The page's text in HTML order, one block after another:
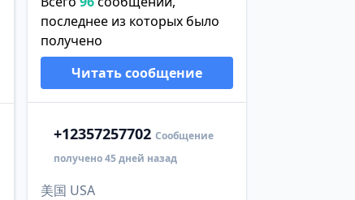
последнее из которых было
получено
Читать сообщение
+12357257702 Сообщение
получено 45 дней назад
美国 USA